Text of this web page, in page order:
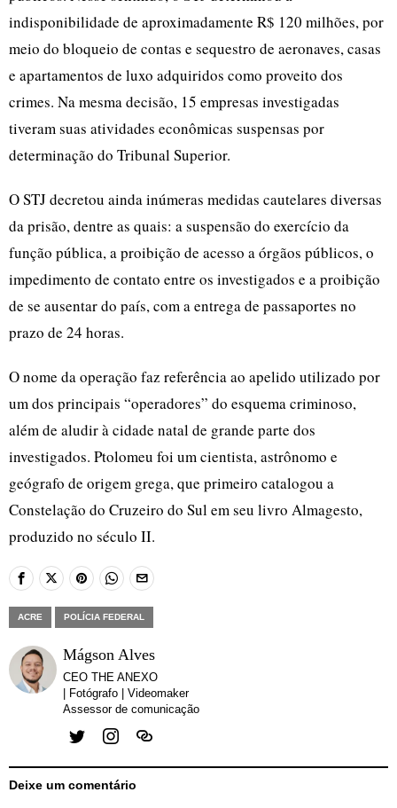
indisponibilidade de aproximadamente R$ 120 milhões, por
meio do bloqueio de contas e sequestro de aeronaves, casas
e apartamentos de luxo adquiridos como proveito dos
crimes. Na mesma decisão, 15 empresas investigadas
tiveram suas atividades econômicas suspensas por
determinação do Tribunal Superior.
O STJ decretou ainda inúmeras medidas cautelares diversas
da prisão, dentre as quais: a suspensão do exercício da
função pública, a proibição de acesso a órgãos públicos, o
impedimento de contato entre os investigados e a proibição
de se ausentar do país, com a entrega de passaportes no
prazo de 24 horas.
O nome da operação faz referência ao apelido utilizado por
um dos principais “operadores” do esquema criminoso,
além de aludir à cidade natal de grande parte dos
investigados. Ptolomeu foi um cientista, astrônomo e
geógrafo de origem grega, que primeiro catalogou a
Constelação do Cruzeiro do Sul em seu livro Almagesto,
produzido no século II.
ACRE POLÍCIA FEDERAL
Mágson Alves
CEO THE ANEXO
| Fotógrafo | Videomaker
Assessor de comunicação
Deixe um comentário